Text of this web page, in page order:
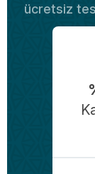
ücretsiz